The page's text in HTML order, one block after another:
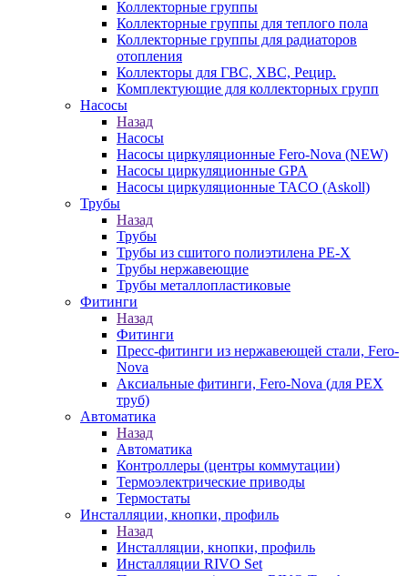
Коллекторные группы
Коллекторные группы для теплого пола
Коллекторные группы для радиаторов
отопления
Коллекторы для ГВС, ХВС, Рецир.
Комплектующие для коллекторных групп
Насосы
Назад
Насосы
Насосы циркуляционные Fero-Nova (NEW)
Насосы циркуляционные GPA
Насосы циркуляционные TACO (Askoll)
Трубы
Назад
Трубы
Трубы из сшитого полиэтилена PE-X
Трубы нержавеющие
Трубы металлопластиковые
Фитинги
Назад
Фитинги
Пресс-фитинги из нержавеющей стали, Fero-
Nova
Аксиальные фитинги, Fero-Nova (для PEX
труб)
Автоматика
Назад
Автоматика
Контроллеры (центры коммутации)
Термоэлектрические приводы
Термостаты
Инсталляции, кнопки, профиль
Назад
Инсталляции, кнопки, профиль
Инсталляции RIVO Set